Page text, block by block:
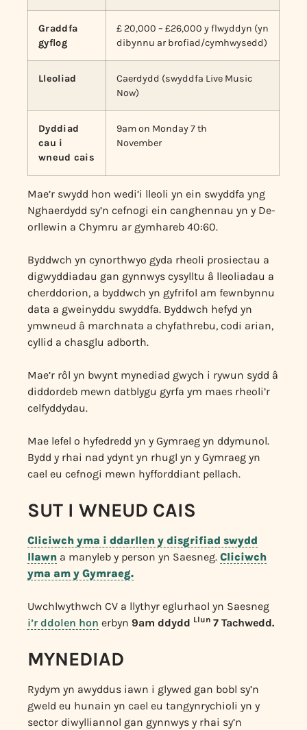
Graddfa
gyflog
£ 20,000 – £26,000 y flwyddyn (yn
dibynnu ar brofiad/cymhwysedd)
Lleoliad
Caerdydd (swyddfa Live Music
Now)
Dyddiad
cau i
wneud cais
9am on Monday 7th
November
Mae’r swydd hon wedi’i lleoli yn ein swyddfa yng
Nghaerdydd sy’n cefnogi ein canghennau yn y De-
orllewin a Chymru ar gymhareb 40:60.
Byddwch yn cynorthwyo gyda rheoli prosiectau a
digwyddiadau gan gynnwys cysylltu â lleoliadau a
cherddorion, a byddwch yn gyfrifol am fewnbynnu
data a gweinyddu swyddfa. Byddwch hefyd yn
ymwneud â marchnata a chyfathrebu, codi arian,
cyllid a chasglu adborth.
Mae’r rôl yn bwynt mynediad gwych i rywun sydd â
diddordeb mewn datblygu gyrfa ym maes rheoli’r
celfyddydau.
Mae lefel o hyfedredd yn y Gymraeg yn ddymunol.
Bydd y rhai nad ydynt yn rhugl yn y Gymraeg yn
cael eu cefnogi mewn hyfforddiant pellach.
SUT I WNEUD CAIS
Cliciwch yma i ddarllen y disgrifiad swydd
llawn a manyleb y person yn Saesneg. Cliciwch
yma am y Gymraeg.
Uwchlwythwch CV a llythyr eglurhaol yn Saesneg
i’r ddolen hon erbyn 9am ddydd Llun 7 Tachwedd.
MYNEDIAD
Rydym yn awyddus iawn i glywed gan bobl sy’n
gweld eu hunain yn cael eu tangynrychioli yn y
sector diwylliannol gan gynnwys y rhai sy’n